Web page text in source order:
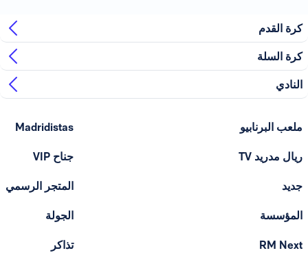
كرة القدم
كرة السلة
النادي
ملعب البرنابيو
ريال مدريد TV
جديد
المؤسسة
RM Next
Madridistas
جناح VIP
المتجر الرسمي
الجولة
تذاكر